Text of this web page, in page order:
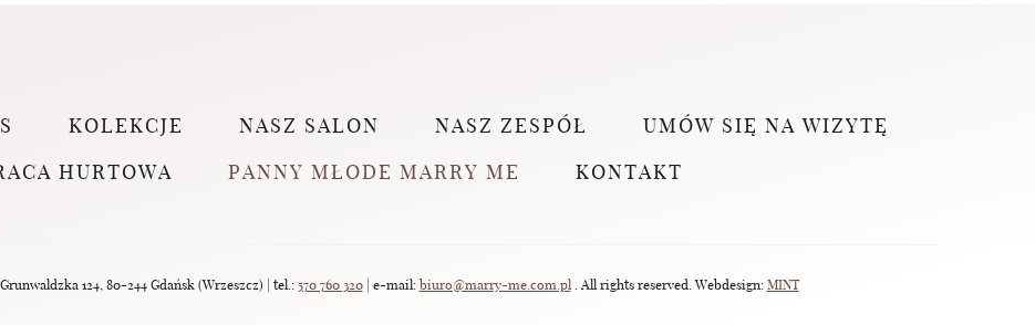
KOLEKCJE NASZ SALON NASZ ZESPÓŁ UMÓW SIĘ NA WIZYTĘ
HURTOWA PANNY MŁODE MARRY ME KONTAKT
124, 80-244 Gdańsk (Wrzeszcz) | tel.: 570 760 320| e-mail: biuro@marry-me.com.pl . All rights reserved. Webdesign: MINT